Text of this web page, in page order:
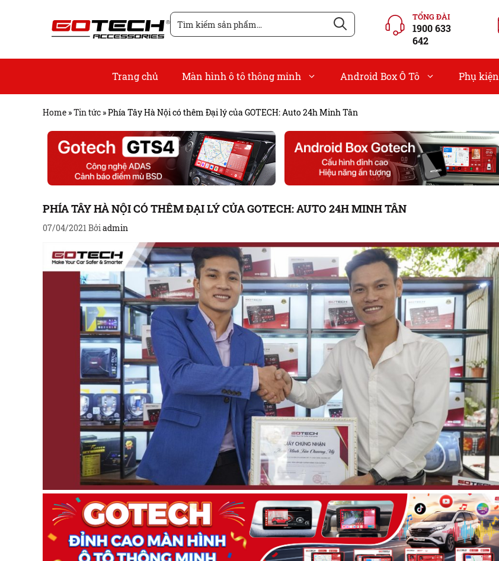
Tìm
kiếm
TỔNG ĐÀI
1900 633
642
Trang chủ Màn hình ô tô thông minh Android Box Ô Tô Phụ kiện
Home »Tin tức »Phía Tây Hà Nội có thêm Đại lý của GOTECH: Auto 24h Minh Tân
PHÍA TÂY HÀ NỘI CÓ THÊM ĐẠI LÝ CỦA GOTECH: AUTO 24H MINH TÂN
07/04/2021 Bởi admin